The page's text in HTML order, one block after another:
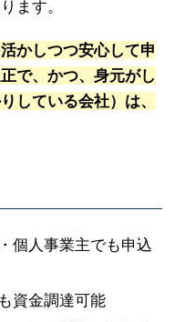
ます。
かしつつ安心して申
で、かつ、身元がし
している会社）は、
個人事業主でも申込
資金調達可能